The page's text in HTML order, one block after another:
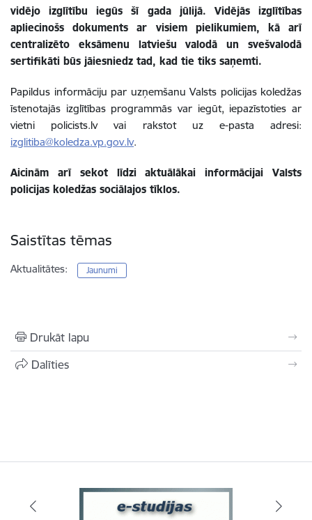
vidējo izglītību iegūs šī gada jūlijā. Vidējās izglītības
apliecinošs dokuments ar visiem pielikumiem, kā arī
centralizēto eksāmenu latviešu valodā un svešvalodā
sertifikāti būs jāiesniedz tad, kad tie tiks saņemti.
Papildus informāciju par uzņemšanu Valsts policijas koledžas
īstenotajās izglītības programmās var iegūt, iepazīstoties ar
vietni policists.lv vai rakstot uz e-pasta adresi:
izglitiba@koledza.vp.gov.lv.
Aicinām arī sekot līdzi aktuālākai informācijai Valsts
policijas koledžas sociālajos tīklos.
Saistītas tēmas
Aktualitātes: Jaunumi
Drukāt lapu
Dalīties